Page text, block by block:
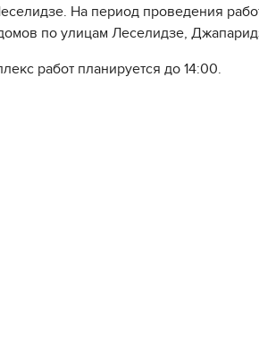
На период проведения
по улицам Леселидзе,
работ планируется до 14:00.